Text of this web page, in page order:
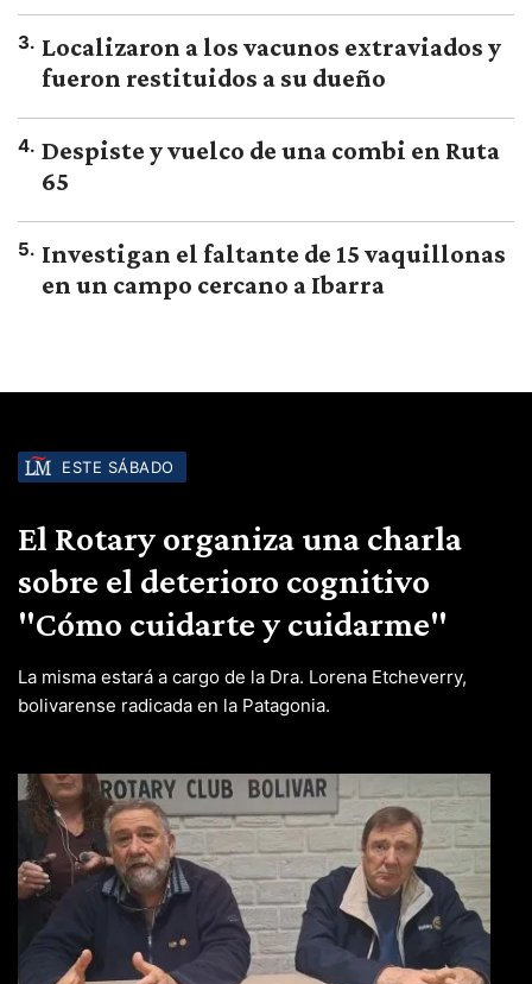
3. Localizaron a los vacunos extraviados y
fueron restituidos a su dueño
4. Despiste y vuelco de una combi en Ruta
65
5. Investigan el faltante de 15 vaquillonas
en un campo cercano a Ibarra
ESTE SÁBADO
El Rotary organiza una charla
sobre el deterioro cognitivo
"Cómo cuidarte y cuidarme"
La misma estará a cargo de la Dra. Lorena Etcheverry,
bolivarense radicada en la Patagonia.